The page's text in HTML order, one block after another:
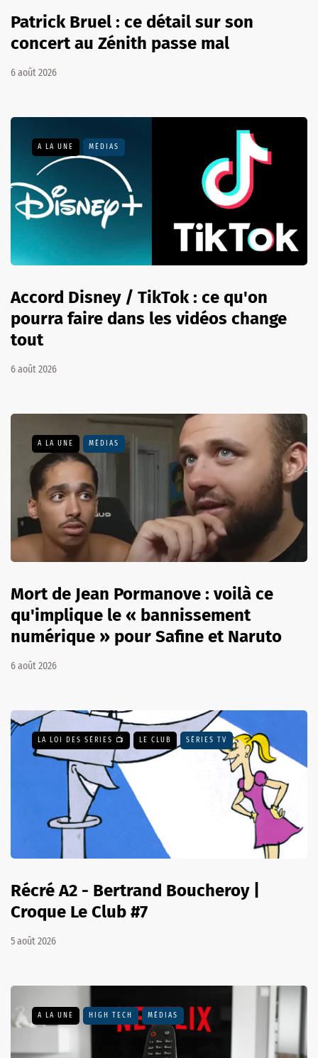
Patrick Bruel : ce détail sur son
concert au Zénith passe mal
6 août 2026
A LA UNE MÉDIAS
Accord Disney / TikTok : ce qu'on
pourra faire dans les vidéos change
tout
6 août 2026
A LA UNE MÉDIAS
Mort de Jean Pormanove : voilà ce
qu'implique le « bannissement
numérique » pour Safine et Naruto
6 août 2026
LA LOI DES SÉRIES 📺 LE CLUB SÉRIES TV
Récré A2 - Bertrand Boucheroy |
Croque Le Club #7
5 août 2026
A LA UNE HIGH TECH MÉDIAS